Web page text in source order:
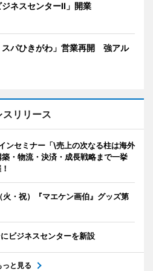
ネスセンターII」開業
スパひきがわ」営業再開 強アル
スリリース
ンセミナー「\売上の次なる柱は海外
・物流・決済・成長戦略まで一挙
火・祝）『マエケン画伯』グッズ第
ビジネスセンターを新設
っと見る